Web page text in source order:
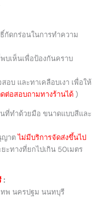
กัดกร่อนในการทำความ
บเห็นเพื่อป้องกันคราบ
อบ และทาเคลือบเงา เพื่อให้
ต่อสอบถามทางร้านได้ )
ที่ทำด้วยมือ ขนาดแบบสีและ
ญาตไม่มีบริการจัดส่งขึ้นไป
ะทางที่ยกไปเกิน 50เมตร
:
ทพ นครปฐม นนทบุรี